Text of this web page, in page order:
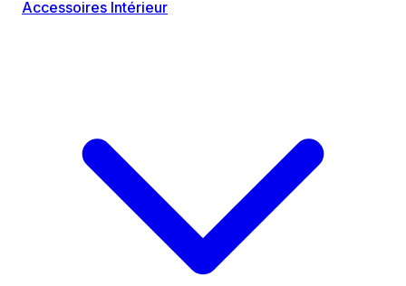
Accessoires Intérieur